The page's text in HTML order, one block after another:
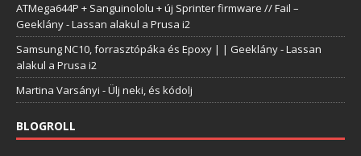
ATMega644P + Sanguinololu + új Sprinter firmware // Fail –
Geeklány-Lassan alakul a Prusa i2
Samsung NC10, forrasztópáka és Epoxy | | Geeklány-Lassan
alakul a Prusa i2
Martina Varsányi -Ülj neki, és kódolj
BLOGROLL